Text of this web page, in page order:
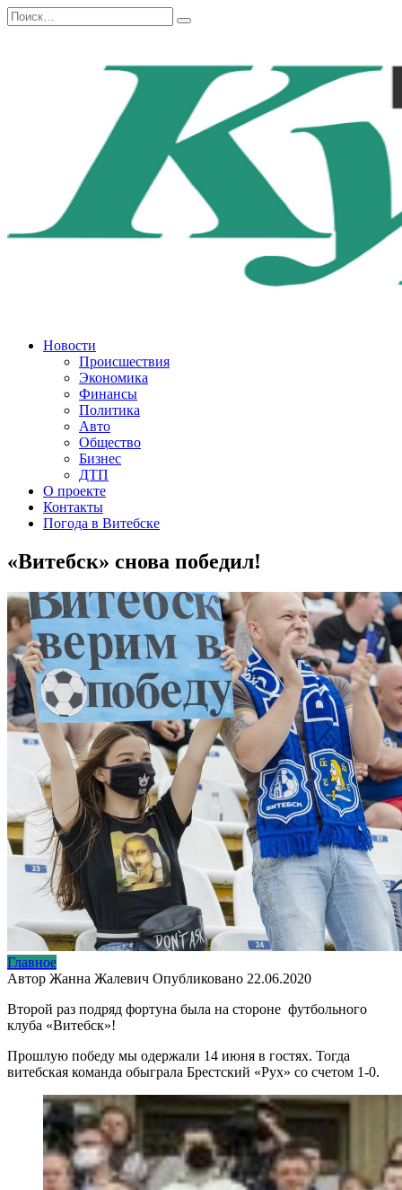
Перейти
к
Search
for:
Новости
Происшествия
Экономика
Финансы
Политика
Авто
Общество
Бизнес
ДТП
О проекте
Контакты
Погода в Витебске
«Витебск» снова победил!
Главное
Автор Жанна Жалевич Опубликовано 22.06.2020
Второй раз подряд фортуна была на стороне футбольного
клуба «Витебск»!
Прошлую победу мы одержали 14 июня в гостях. Тогда
витебская команда обыграла Брестский «Рух» со счетом 1-0.